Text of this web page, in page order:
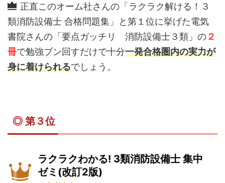
正直このオーム社さんの「ラクラク解ける！３
類消防設備士 合格問題集」と第１位に挙げた電気
書院さんの「要点ガッチリ 消防設備士３類」の２
冊で勉強ブン回すだけで十分一発合格圏内の実力が
身に着けられるでしょう。
◎ 第３位
ラクラクわかる! 3類消防設備士 集中
ゼミ(改訂2版)